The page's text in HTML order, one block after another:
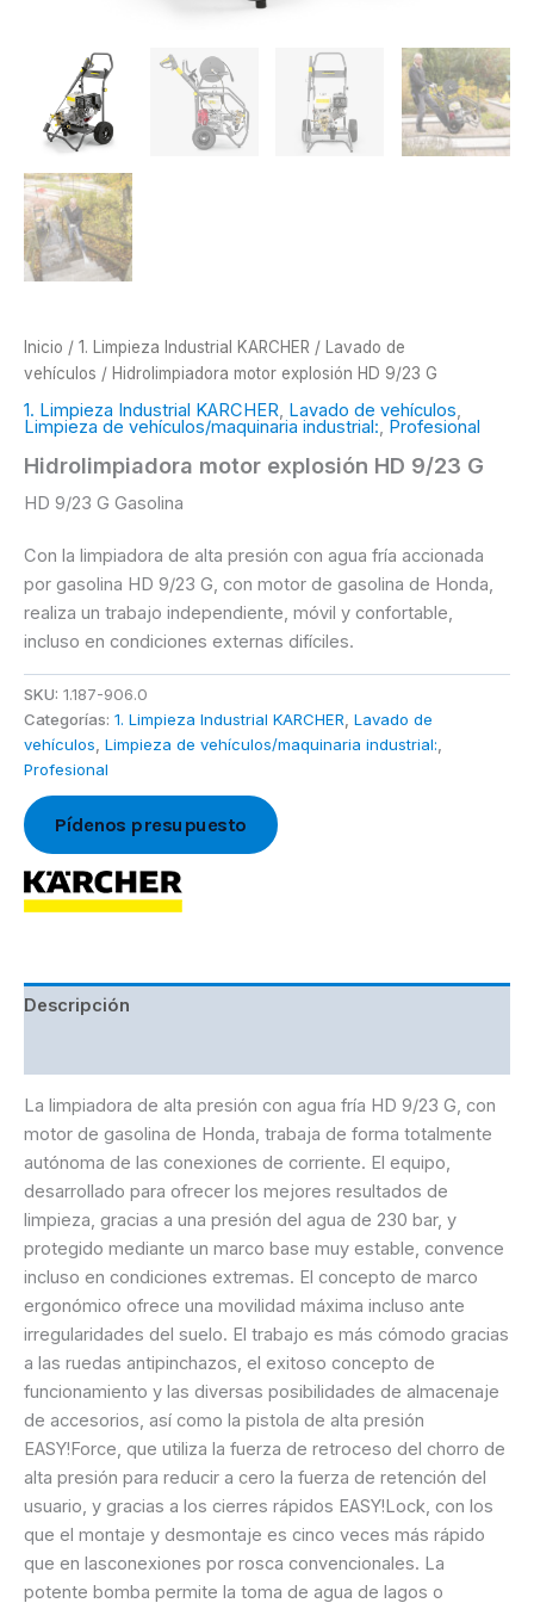
Inicio / 1. Limpieza Industrial KARCHER / Lavado de
vehículos / Hidrolimpiadora motor explosión HD 9/23 G
1. Limpieza Industrial KARCHER, Lavado de vehículos,
Limpieza de vehículos/maquinaria industrial:, Profesional
Hidrolimpiadora motor explosión HD 9/23 G
HD 9/23 G Gasolina
Con la limpiadora de alta presión con agua fría accionada
por gasolina HD 9/23 G, con motor de gasolina de Honda,
realiza un trabajo independiente, móvil y confortable,
incluso en condiciones externas difíciles.
SKU: 1.187-906.0
Categorías: 1. Limpieza Industrial KARCHER, Lavado de
vehículos, Limpieza de vehículos/maquinaria industrial:,
Profesional
Pídenos presupuesto
Descripción
La limpiadora de alta presión con agua fría HD 9/23 G, con
motor de gasolina de Honda, trabaja de forma totalmente
autónoma de las conexiones de corriente. El equipo,
desarrollado para ofrecer los mejores resultados de
limpieza, gracias a una presión del agua de 230 bar, y
protegido mediante un marco base muy estable, convence
incluso en condiciones extremas. El concepto de marco
ergonómico ofrece una movilidad máxima incluso ante
irregularidades del suelo. El trabajo es más cómodo gracias
a las ruedas antipinchazos, el exitoso concepto de
funcionamiento y las diversas posibilidades de almacenaje
de accesorios, así como la pistola de alta presión
EASY!Force, que utiliza la fuerza de retroceso del chorro de
alta presión para reducir a cero la fuerza de retención del
usuario, y gracias a los cierres rápidos EASY!Lock, con los
que el montaje y desmontaje es cinco veces más rápido
que en lasconexiones por rosca convencionales. La
potente bomba permite la toma de agua de lagos o